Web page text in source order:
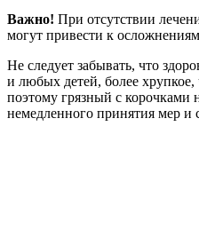
Важно! При отсутствии
могут привести к
Не следует забывать, что
и любых детей, более
поэтому грязный с корочками
немедленного принятия мер и